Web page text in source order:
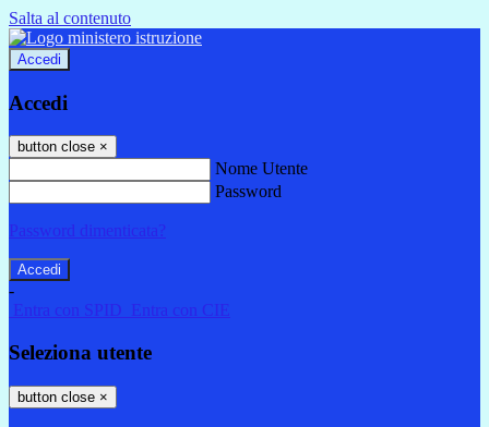
Salta al contenuto
Accedi
Accedi
button close ×
Nome Utente
Password
Password dimenticata?
-
Entra con SPID
Entra con CIE
Seleziona utente
button close ×